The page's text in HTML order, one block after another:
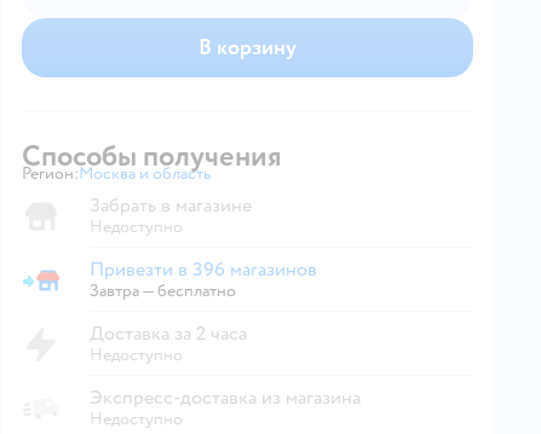
В корзину
Способы получения
Регион: Выбор адреса доставки.
Москва и область
Забрать в магазине
Недоступно
Привезти в магазин
Привезти в 396 магазинов
Завтра—бесплатно
Доставка за 2 часа
Недоступно
Экспресс-доставка из магазина
Недоступно